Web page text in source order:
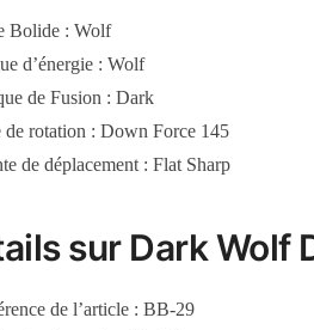
Bolide : Wolf
d’énergie : Wolf
de Fusion : Dark
de rotation : Down Force 145
de déplacement : Flat Sharp
sur Dark Wolf
de l’article : BB-29